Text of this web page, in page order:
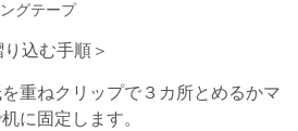
グテープ
込む手順＞
重ねクリップで３カ所とめるかマ
に固定します。